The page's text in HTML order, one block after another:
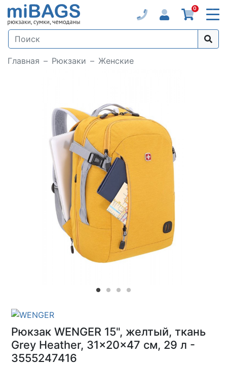
0
Главная Рюкзаки Женские
Loading...
Рюкзак WENGER 15", желтый, ткань
Grey Heather, 31x20x47 см, 29 л -
3555247416